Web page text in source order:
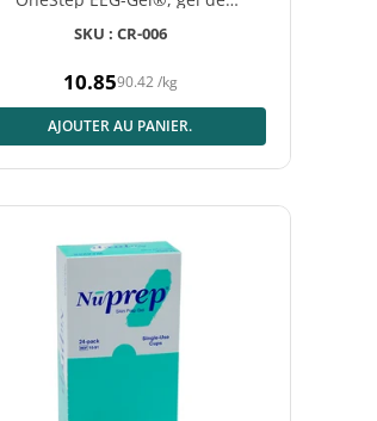
préparation de la peau, 1 tube x
120g
SKU : CR-006
Prix
normal
10.8590.42/kg
AJOUTER AU PANIER.